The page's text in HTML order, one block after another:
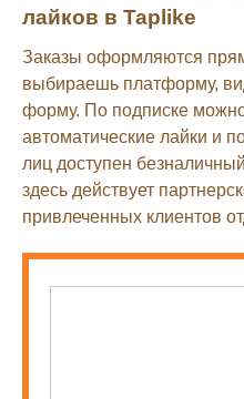
лайков в Taplike
Заказы оформляются
выбираешь платформу,
форму. По подписке
автоматические лайки и
лиц доступен
здесь действует
привлеченных клиентов